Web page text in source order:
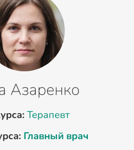
Азаренко
Терапевт
Главный врач